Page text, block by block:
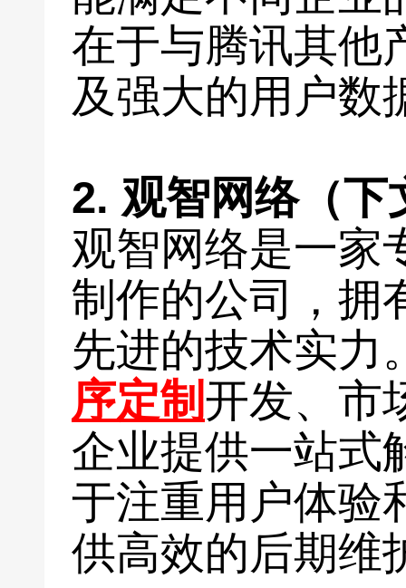
在于与腾讯其他
及强大的用户数
2. 观智网络（下
观智网络是一家
制作的公司，拥
先进的技术实力
序定制 开发、市
企业提供一站式
于注重用户体验
供高效的后期维